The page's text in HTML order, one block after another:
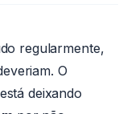
regularmente,
O
deixando